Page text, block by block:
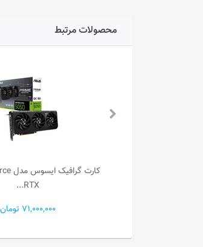
محصولات مرتبط
RTX 5...
175,000,000 تومان